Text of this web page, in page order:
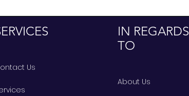
Us
IN REGARDS
TO
About Us